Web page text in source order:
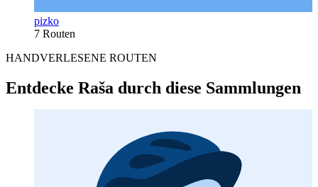
pizko
7 Routen
HANDVERLESENE ROUTEN
Entdecke Raša durch diese Sammlungen